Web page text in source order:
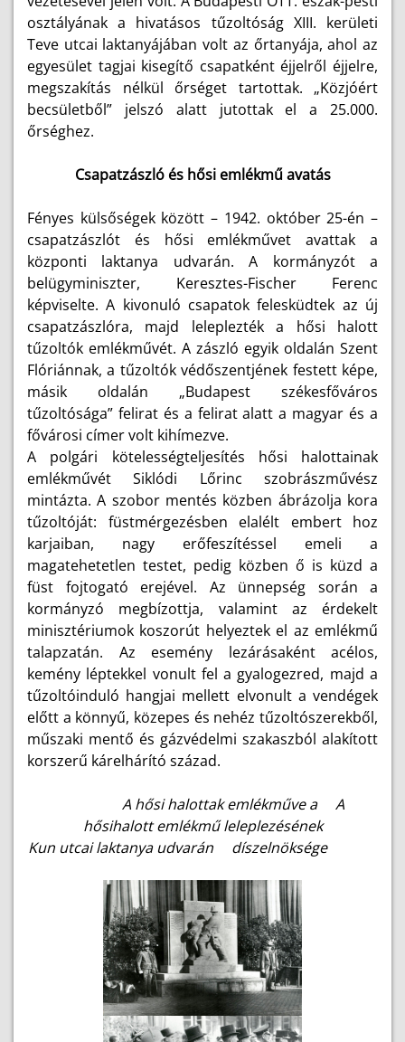
osztályának a hivatásos tűzoltóság XIII. kerületi
Teve utcai laktanyájában volt az őrtanyája, ahol az
egyesület tagjai kisegítő csapatként éjjelről éjjelre,
megszakítás nélkül őrséget tartottak. „Közjóért
becsületből” jelszó alatt jutottak el a 25.000.
őrséghez.
Csapatzászló és hősi emlékmű avatás
Fényes külsőségek között – 1942. október 25-én –
csapatzászlót és hősi emlékművet avattak a
központi laktanya udvarán. A kormányzót a
belügyminiszter, Keresztes-Fischer Ferenc
képviselte. A kivonuló csapatok felesküdtek az új
csapatzászlóra, majd leleplezték a hősi halott
tűzoltók emlékművét. A zászló egyik oldalán Szent
Flóriánnak, a tűzoltók védőszentjének festett képe,
másik oldalán „Budapest székesfőváros
tűzoltósága” felirat és a felirat alatt a magyar és a
fővárosi címer volt kihímezve.
A polgári kötelességteljesítés hősi halottainak
emlékművét Siklódi Lőrinc szobrászművész
mintázta. A szobor mentés közben ábrázolja kora
tűzoltóját: füstmérgezésben elalélt embert hoz
karjaiban, nagy erőfeszítéssel emeli a
magatehetetlen testet, pedig közben ő is küzd a
füst fojtogató erejével. Az ünnepség során a
kormányzó megbízottja, valamint az érdekelt
minisztériumok koszorút helyeztek el az emlékmű
talapzatán. Az esemény lezárásaként acélos,
kemény léptekkel vonult fel a gyalogezred, majd a
tűzoltóinduló hangjai mellett elvonult a vendégek
előtt a könnyű, közepes és nehéz tűzoltószerekből,
műszaki mentő és gázvédelmi szakaszból alakított
korszerű kárelhárító század.
A hősi halottak emlékműve a A
hősihalott emlékmű leleplezésének
Kun utcai laktanya udvarán díszelnöksége